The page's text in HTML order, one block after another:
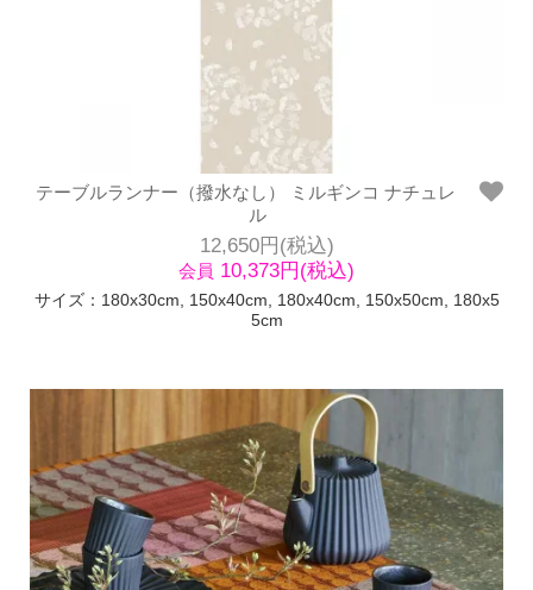
テーブルランナー（撥水なし） ミルギンコ ナチュレ
ル
12,650円(税込)
会員 10,373円(税込)
サイズ：180x30cm, 150x40cm, 180x40cm, 150x50cm, 180x5
5cm